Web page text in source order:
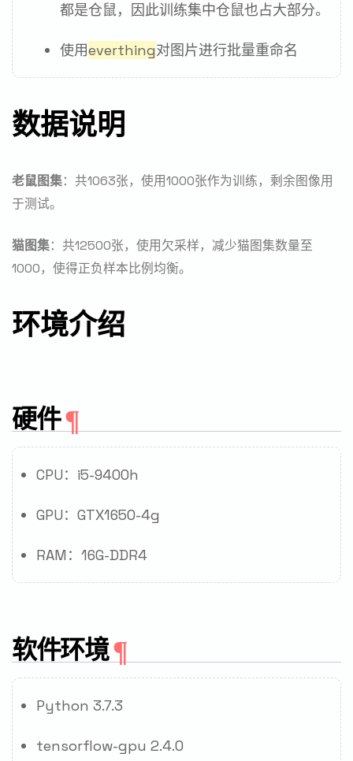
都是仓鼠，因此训练集中仓鼠也占大部分。
使用everthing对图片进行批量重命名
数据说明
老鼠图集：共1063张，使用1000张作为训练，剩余图像用
于测试。
猫图集：共12500张，使用欠采样，减少猫图集数量至
1000，使得正负样本比例均衡。
环境介绍
硬件
CPU：i5-9400h
GPU：GTX1650-4g
RAM：16G-DDR4
软件环境
Python 3.7.3
tensorflow-gpu 2.4.0